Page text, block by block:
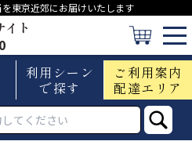
東京近郊にお届けいたします
ト
利用シーン
で探す
ご利用案内
配達エリア